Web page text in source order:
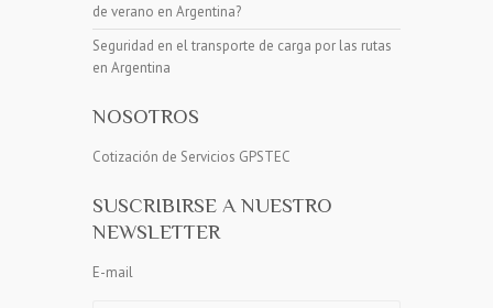
de verano en Argentina?
Seguridad en el transporte de carga por las rutas
en Argentina
NOSOTROS
Cotización de Servicios GPSTEC
SUSCRIBIRSE A NUESTRO
NEWSLETTER
E-mail